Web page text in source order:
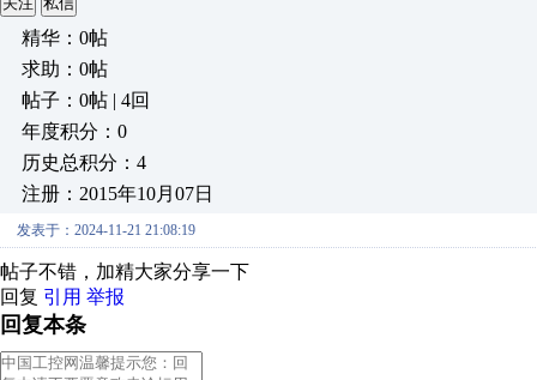
精华：0帖
求助：0帖
帖子：0帖 | 4回
年度积分：0
历史总积分：4
注册：2015年10月07日
发表于：2024-11-21 21:08:19
帖子不错，加精大家分享一下
回复 引用 举报
回复本条